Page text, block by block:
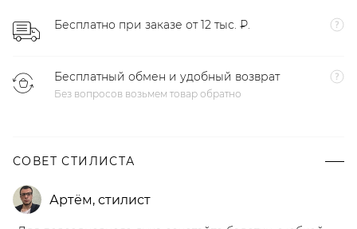
Бесплатно при заказе от 12 тыс. ₽.
Бесплатный обмен и удобный возврат
Без вопросов возьмем товар обратно
СОВЕТ СТИЛИСТА
Артём, стилист